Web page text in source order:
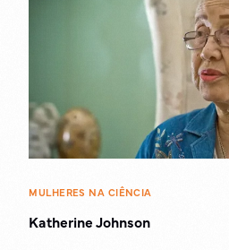
MULHERES NA CIÊNCIA
Katherine Johnson